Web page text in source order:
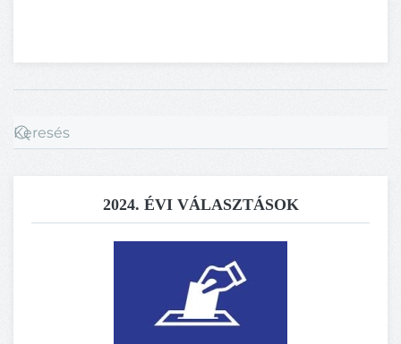
2024. ÉVI VÁLASZTÁSOK